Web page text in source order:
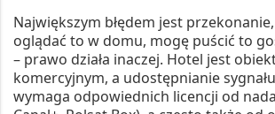
Największym błędem jest
oglądać to w domu, mogę puścić to
– prawo działa inaczej. Hotel jest
komercyjnym, a udostępnianie
wymaga odpowiednich licencji od